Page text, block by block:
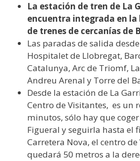
La estación de tren de La
encuentra integrada en la
de trenes de cercanías de
Las paradas de salida
Hospitalet de Llobregat,
Catalunya, Arc de Triomf,
Andreu Arenal y Torre del
Desde la estación de La
Centro de Visitantes, es un
minutos, sólo hay que
Figueral y seguirla hasta el
Carretera Nova, el centro
quedará 50 metros a la